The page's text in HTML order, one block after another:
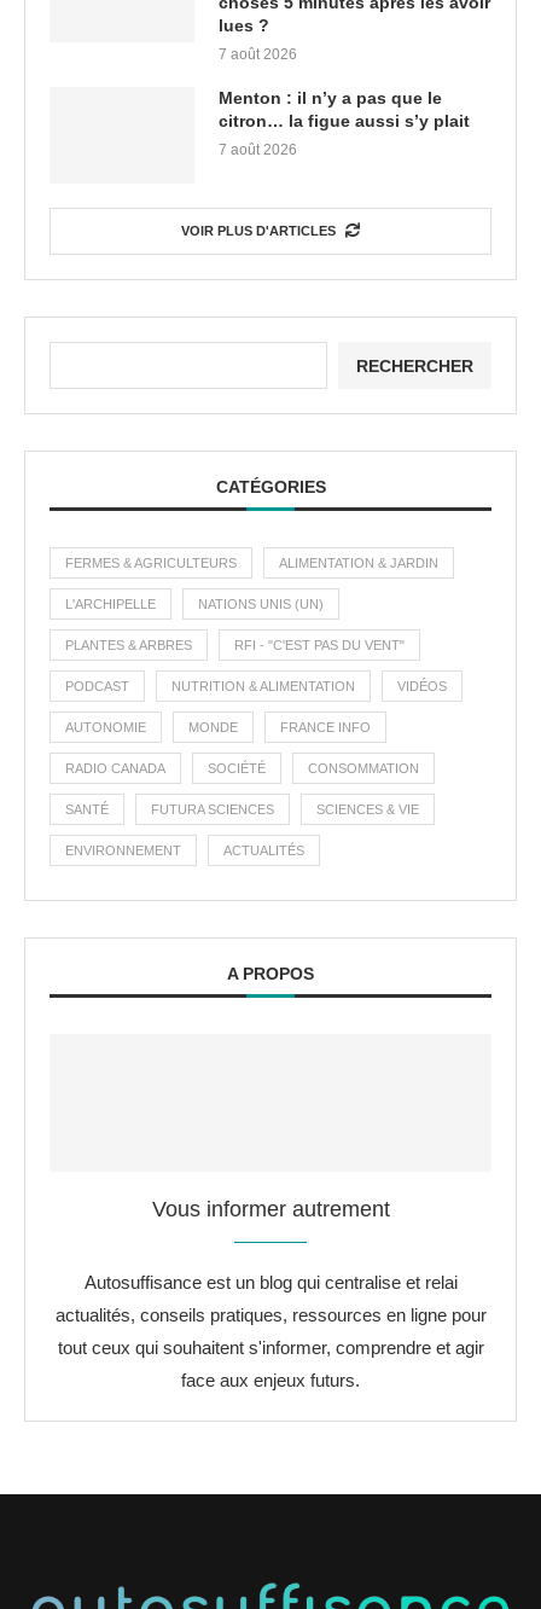
lues ?
7 août 2026
Menton : il n’y a pas que le
citron… la figue aussi s’y plait
7 août 2026
VOIR PLUS D'ARTICLES
RECHERCHER
CATÉGORIES
FERMES & AGRICULTEURS ALIMENTATION & JARDIN
L'ARCHIPELLE NATIONS UNIS (UN)
PLANTES & ARBRES RFI - "C'EST PAS DU VENT"
PODCAST NUTRITION & ALIMENTATION VIDÉOS
AUTONOMIE MONDE FRANCE INFO
RADIO CANADA SOCIÉTÉ CONSOMMATION
SANTÉ FUTURA SCIENCES SCIENCES & VIE
ENVIRONNEMENT ACTUALITÉS
A PROPOS
Vous informer autrement
Autosuffisance est un blog qui centralise et relai
actualités, conseils pratiques, ressources en ligne pour
tout ceux qui souhaitent s'informer, comprendre et agir
face aux enjeux futurs.